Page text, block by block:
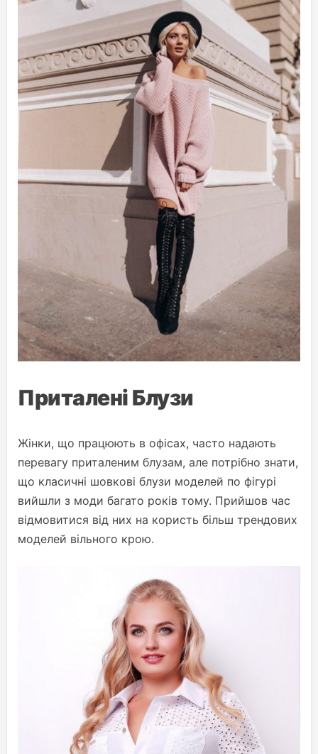
Приталені Блузи
Жінки, що працюють в офісах, часто надають
перевагу приталеним блузам, але потрібно знати,
що класичні шовкові блузи моделей по фігурі
вийшли з моди багато років тому. Прийшов час
відмовитися від них на користь більш трендових
моделей вільного крою.